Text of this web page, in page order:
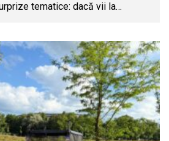
tematice: dacă vii la…